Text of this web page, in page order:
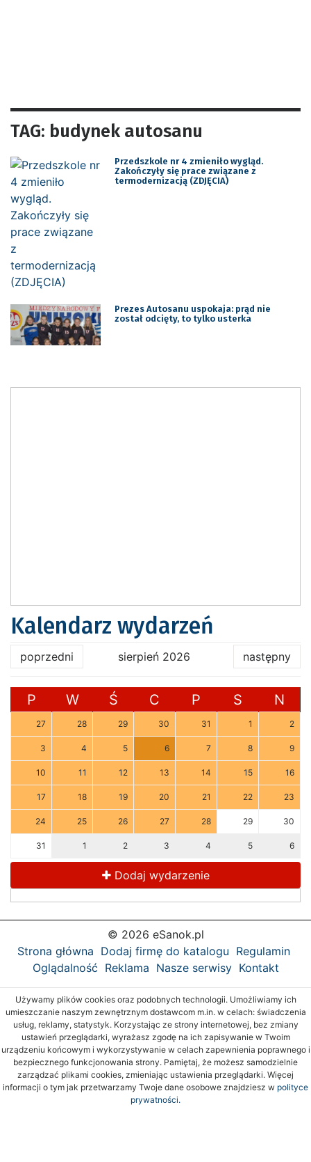
TAG: budynek autosanu
Przedszkole nr 4 zmieniło wygląd.
Zakończyły się prace związane z
termodernizacją (ZDJĘCIA)
Prezes Autosanu uspokaja: prąd nie
został odcięty, to tylko usterka
Kalendarz wydarzeń
poprzedni sierpień 2026 następny
P W Ś C P S N
27 28 29 30 31 1 2
3 4 5 6 7 8 9
10 11 12 13 14 15 16
17 18 19 20 21 22 23
24 25 26 27 28 29 30
31 1 2 3 4 5 6
Dodaj wydarzenie
© 2026 eSanok.pl
Strona główna Dodaj firmę do katalogu Regulamin
Oglądalność Reklama Nasze serwisy Kontakt
Używamy plików cookies oraz podobnych technologii. Umożliwiamy ich
umieszczanie naszym zewnętrznym dostawcom m.in. w celach: świadczenia
usług, reklamy, statystyk. Korzystając ze strony internetowej, bez zmiany
ustawień przeglądarki, wyrażasz zgodę na ich zapisywanie w Twoim
urządzeniu końcowym i wykorzystywanie w celach zapewnienia poprawnego i
bezpiecznego funkcjonowania strony. Pamiętaj, że możesz samodzielnie
zarządzać plikami cookies, zmieniając ustawienia przeglądarki. Więcej
informacji o tym jak przetwarzamy Twoje dane osobowe znajdziesz w polityce
prywatności.